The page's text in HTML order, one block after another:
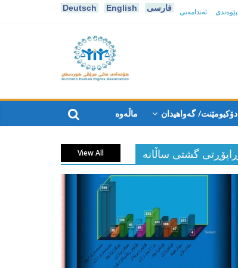
Deutsch English فارسی پێوەندی ئەندامەتی
كۆمه‌ڵه‌ی
مافی
مرۆڤی
کوردستان
دۆکیومێنت/ گەواهیدان ماڵەوە
ڕاپۆڕتی گشتی ساڵانه View All